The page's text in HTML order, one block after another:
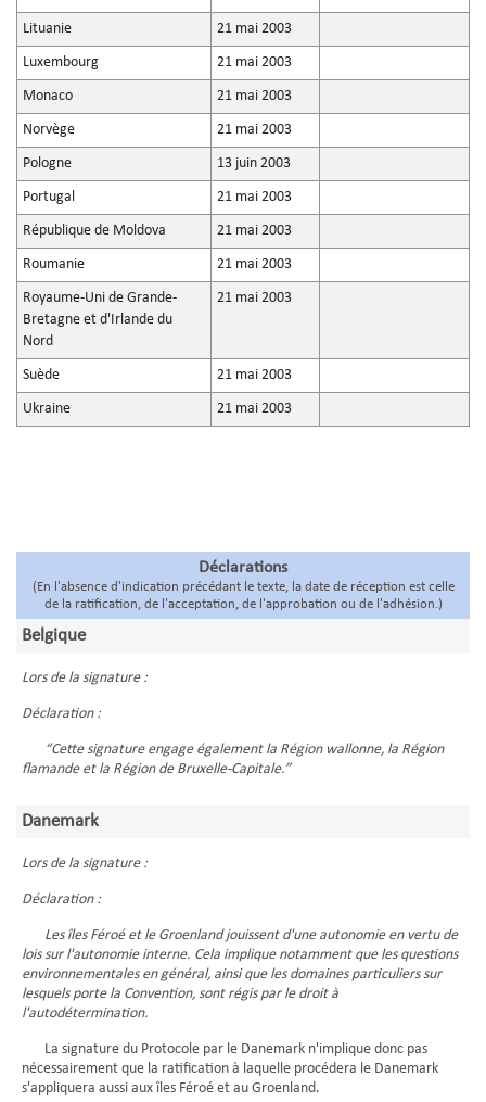
Lituanie 21 mai 2003
Luxembourg 21 mai 2003
Monaco 21 mai 2003
Norvège 21 mai 2003
Pologne 13 juin 2003
Portugal 21 mai 2003
République de Moldova 21 mai 2003
Roumanie 21 mai 2003
Royaume-Uni de Grande-
Bretagne et d'Irlande du
Nord
21 mai 2003
Suède 21 mai 2003
Ukraine 21 mai 2003
Déclarations
(En l'absence d'indication précédant le texte, la date de réception est celle
de la ratification, de l'acceptation, de l'approbation ou de l'adhésion.)
Belgique
Lors de la signature :
Déclaration :
“Cette signature engage également la Région wallonne, la Région
flamande et la Région de Bruxelle-Capitale.”
Danemark
Lors de la signature :
Déclaration :
Les îles Féroé et le Groenland jouissent d'une autonomie en vertu de
lois sur l'autonomie interne. Cela implique notamment que les questions
environnementales en général, ainsi que les domaines particuliers sur
lesquels porte la Convention, sont régis par le droit à
l'autodétermination.
La signature du Protocole par le Danemark n'implique donc pas
nécessairement que la ratification à laquelle procédera le Danemark
s'appliquera aussi aux îles Féroé et au Groenland.